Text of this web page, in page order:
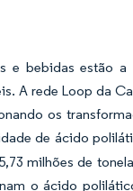
e bebidas estão
A rede Loop da
os
de ácido
milhões de
o ácido